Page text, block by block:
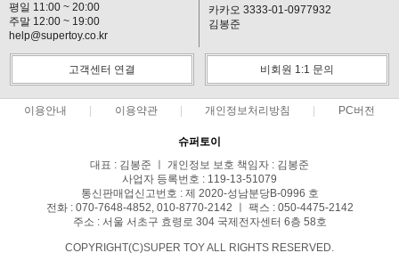
평일 11:00 ~ 20:00
주말 12:00 ~ 19:00
help@supertoy.co.kr
카카오 3333-01-0977932
김봉준
고객센터 연결 비회원 1:1 문의
이용안내 이용약관 개인정보처리방침 PC버전
슈퍼토이
대표 : 김봉준 ㅣ 개인정보 보호 책임자 : 김봉준
사업자 등록번호 : 119-13-51079
통신판매업신고번호 : 제 2020-성남분당B-0996 호
전화 : 070-7648-4852, 010-8770-2142 ㅣ 팩스 : 050-4475-2142
주소 : 서울 서초구 효령로 304 국제전자센터 6층 58호
COPYRIGHT(C)SUPER TOY ALL RIGHTS RESERVED.